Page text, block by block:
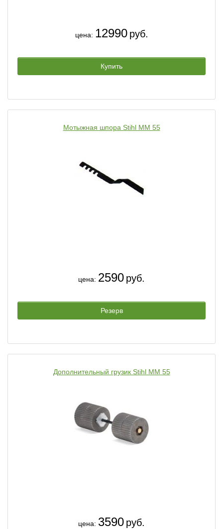
цена: 12990 руб.
Купить
Мотыжная шпора Stihl MM 55
цена: 2590 руб.
Резерв
Дополнительный грузик Stihl MM 55
цена: 3590 руб.